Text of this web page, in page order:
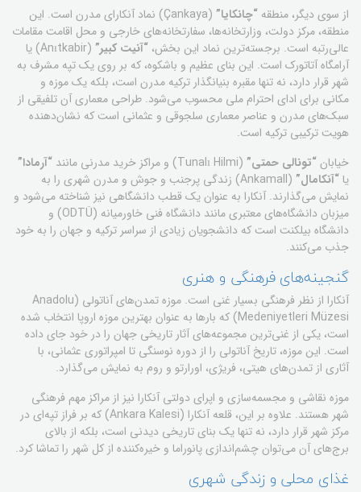
از سوی دیگر، منطقه “چانکایا”
(Çankaya) نماد آنکارای مدرن است. این
منطقه، مرکز دولت، وزارتخانه‌ها، سفارتخانه‌های خارجی و محل اقامت مقامات
عالی‌رتبه است. برجسته‌ترین نماد این بخش، “آنیت کبیر”
(Anıtkabir) یا
آرامگاه آتاتورک است. این بنای عظیم و باشکوه، که بر روی یک تپه مشرف به
شهر قرار دارد، نه تنها مقبره بنیانگذار ترکیه مدرن است، بلکه یک موزه و
مکانی برای ادای احترام ملی محسوب می‌شود. طراحی معماری آن تلفیقی از
سبک‌های مدرن و عناصر معماری سلجوقی و عثمانی است که نشان‌دهنده
هویت ترکیبی ترکیه است.
خیابان “تونالی حمتی” (Tunalı Hilmi) و مراکز خرید مدرنی مانند
“آرمادا”
یا “آنکامال”
(Ankamall) زندگی پرجنب و جوش و مدرن شهری را به
نمایش می‌گذارند. آنکارا به عنوان یک قطب دانشگاهی نیز شناخته می‌شود و
میزبان دانشگاه‌های معتبری مانند دانشگاه فنی خاورمیانه (ODTÜ) و
دانشگاه بیلکنت است که دانشجویان زیادی از سراسر ترکیه و جهان را به خود
جذب می‌کنند.
گنجینه‌های فرهنگی و هنری
آنکارا از نظر فرهنگی بسیار غنی است. موزه تمدن‌های آناتولی (Anadolu
Medeniyetleri Müzesi) که بارها به عنوان بهترین موزه اروپا انتخاب شده
است، یکی از غنی‌ترین مجموعه‌های آثار تاریخی جهان را در خود جای داده
است. این موزه، تاریخ آناتولی را از دوره نوسنگی تا امپراتوری عثمانی، با
آثاری از تمدن‌های هیتی، فریژی، اورارتو و روم به نمایش می‌گذارد.
موزه نقاشی و مجسمه‌سازی و اپرای دولتی آنکارا نیز از مراکز مهم فرهنگی
شهر هستند. علاوه بر این، قلعه آنکارا (Ankara Kalesi) که بر فراز تپه‌ای در
مرکز شهر قرار دارد، نه تنها یک بنای تاریخی دیدنی است، بلکه از بالای
برج‌های آن می‌توان چشم‌اندازی پانوراما و خیره‌کننده از کل شهر را تماشا کرد.
غذای محلی و زندگی شهری